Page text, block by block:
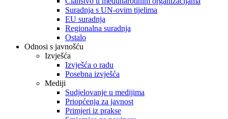
Suradnja s UN-ovim tijelima
EU suradnja
Regionalna suradnja
Ostalo
Odnosi s javnošću
Izvješća
Izvješća o radu
Posebna izvješća
Mediji
Sudjelovanje u medijima
Priopćenja za javnost
Primjeri iz prakse